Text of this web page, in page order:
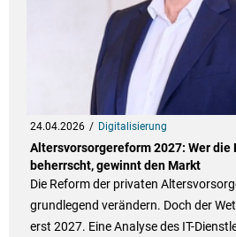
24.04.2026 Digitalisierung
Altersvorsorgereform 2027: Wer die
beherrscht, gewinnt den Markt
Die Reform der privaten
grundlegend verändern. Doch der
erst 2027. Eine Analyse des IT-